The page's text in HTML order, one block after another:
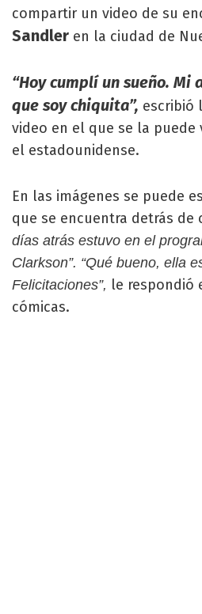
compartir un video de su
Sandler en la ciudad de
“Hoy cumplí un sueño.
que soy chiquita”, escribió
video en el que se la puede
el estadounidense.
En las imágenes se puede
que se encuentra detrás de
días atrás estuvo en el
Clarkson”. “Qué bueno, ella
Felicitaciones”, le respondió
cómicas.